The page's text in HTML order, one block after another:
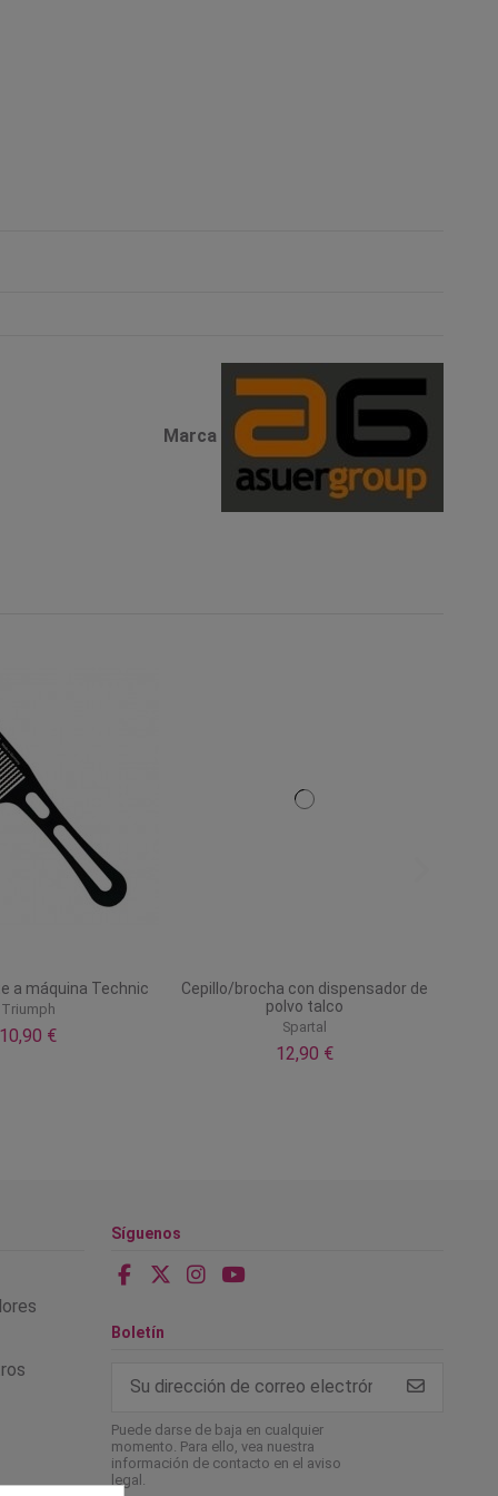
Marca
a máquina Technic
Triumph
10,90 €
Cepillo/brocha con dispensador de
polvo talco
Spartal
12,90 €
Síguenos
Boletín
Puede darse de baja en cualquier
momento. Para ello, vea nuestra
información de contacto en el aviso
legal.